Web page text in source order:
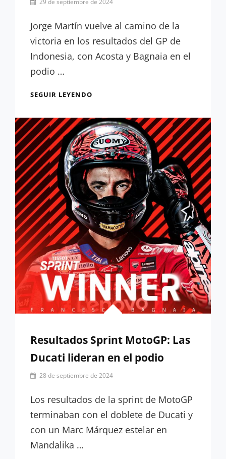
Rancaño
29 de septiembre de 2024
Jorge Martín vuelve al camino de la
victoria en los resultados del GP de
Indonesia, con Acosta y Bagnaia en el
podio …
SEGUIR LEYENDO
ENTRE
FALLOS
Y
CAÍDAS,
MARTÍN
AMPLÍA
SU
LIDERATO
Resultados Sprint MotoGP: Las
Ducati lideran en el podio
Por
Lora-
28 de septiembre de 2024
Los resultados de la sprint de MotoGP
terminaban con el doblete de Ducati y
con un Marc Márquez estelar en
Mandalika …